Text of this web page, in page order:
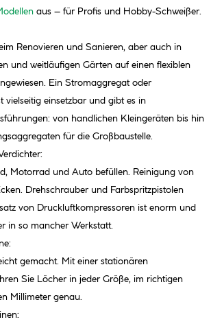
aus – für Profis und Hobby-Schweißer.
Renovieren und Sanieren, aber auch in
und weitläufigen Gärten auf einen flexiblen
Ein Stromaggregat oder
vielseitig einsetzbar und gibt es in
von handlichen Kleingeräten bis hin
für die Großbaustelle.
Motorrad und Auto befüllen. Reinigung von
Drehschrauber und Farbspritzpistolen
von Druckluftkompressoren ist enorm und
in so mancher Werkstatt.
gemacht. Mit einer stationären
Sie Löcher in jeder Größe, im richtigen
Millimeter genau.